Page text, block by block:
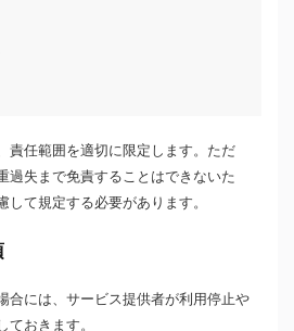
責任範囲を適切に限定します。ただ
過失まで免責することはできないた
て規定する必要があります。
合には、サービス提供者が利用停止や
ておきます。